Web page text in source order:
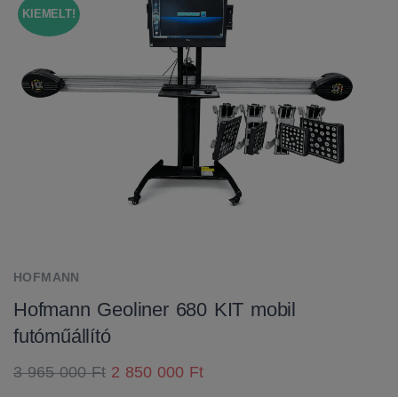
KIEMELT!
HOFMANN
Hofmann Geoliner 680 KIT mobil
futóműállító
3 965 000 Ft 2 850 000 Ft